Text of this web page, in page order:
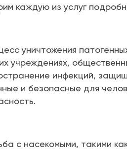
каждую из услуг
уничтожения
учреждениях,
инфекций,
и безопасные для
с насекомыми, такими